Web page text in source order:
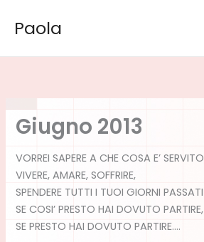
Paola
Giugno 2013
VORREI SAPERE A CHE COSA E’ SERVITO
VIVERE, AMARE, SOFFRIRE,
SPENDERE TUTTI I TUOI GIORNI PASSATI
SE COSI’ PRESTO HAI DOVUTO PARTIRE,
SE PRESTO HAI DOVUTO PARTIRE….